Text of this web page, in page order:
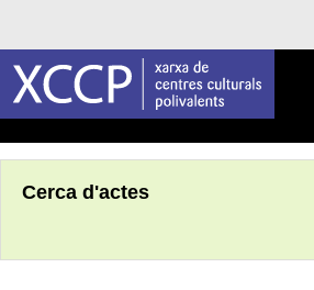
Cerca d'actes